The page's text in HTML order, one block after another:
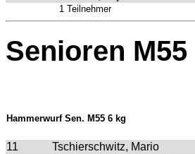
1 Teilnehmer
Senioren M55
Hammerwurf Sen. M55 6 kg
11 Tschierschwitz, Mario